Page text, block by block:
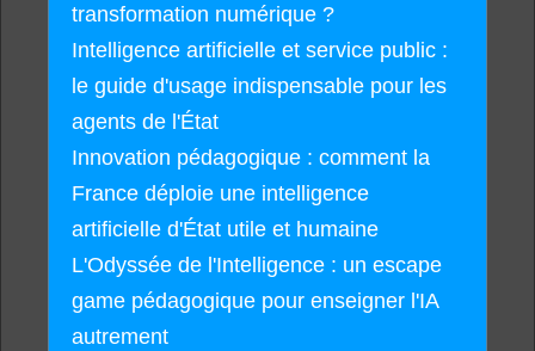
transformation numérique ?
Intelligence artificielle et service public :
le guide d'usage indispensable pour les
agents de l'État
Innovation pédagogique : comment la
France déploie une intelligence
artificielle d'État utile et humaine
L'Odyssée de l'Intelligence : un escape
game pédagogique pour enseigner l'IA
autrement